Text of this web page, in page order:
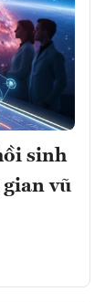
sinh
vũ